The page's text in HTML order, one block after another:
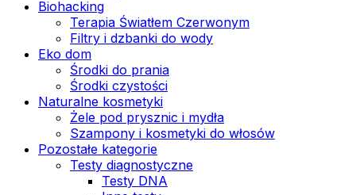
Biohacking
Terapia Światłem Czerwonym
Filtry i dzbanki do wody
Eko dom
Środki do prania
Środki czystości
Naturalne kosmetyki
Żele pod prysznic i mydła
Szampony i kosmetyki do włosów
Pozostałe kategorie
Testy diagnostyczne
Testy DNA